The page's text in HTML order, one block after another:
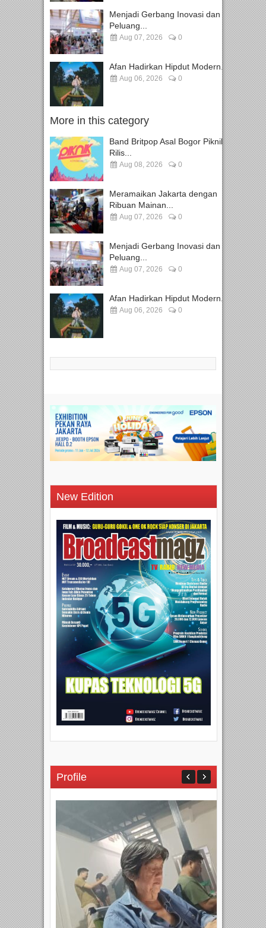
Menjadi Gerbang Inovasi dan
Peluang...
Aug 07, 2026 0
Afan Hadirkan Hipdut Modern...
Aug 06, 2026 0
More in this category
Band Britpop Asal Bogor Piknik
Rilis...
Aug 08, 2026 0
Meramaikan Jakarta dengan
Ribuan Mainan...
Aug 07, 2026 0
Menjadi Gerbang Inovasi dan
Peluang...
Aug 07, 2026 0
Afan Hadirkan Hipdut Modern...
Aug 06, 2026 0
New Edition
Profile